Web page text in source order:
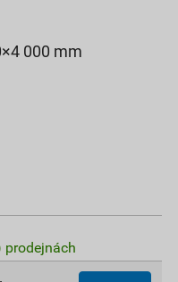
000 mm
prodejnách